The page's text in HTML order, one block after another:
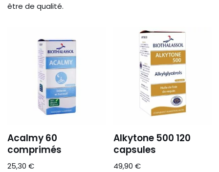
être de qualité.
Acalmy 60
comprimés
25,30 €
Alkytone 500 120
capsules
49,90€